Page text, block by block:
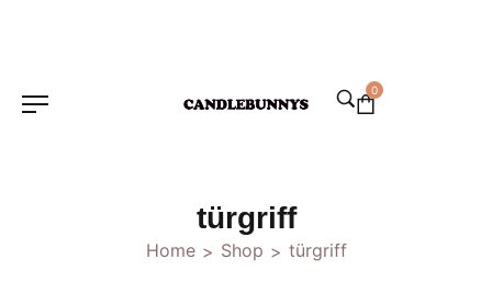
0
türgriff
Home > Shop > türgriff